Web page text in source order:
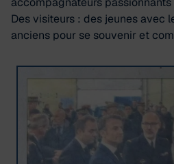
Des visiteurs : des jeunes avec
anciens pour se souvenir et